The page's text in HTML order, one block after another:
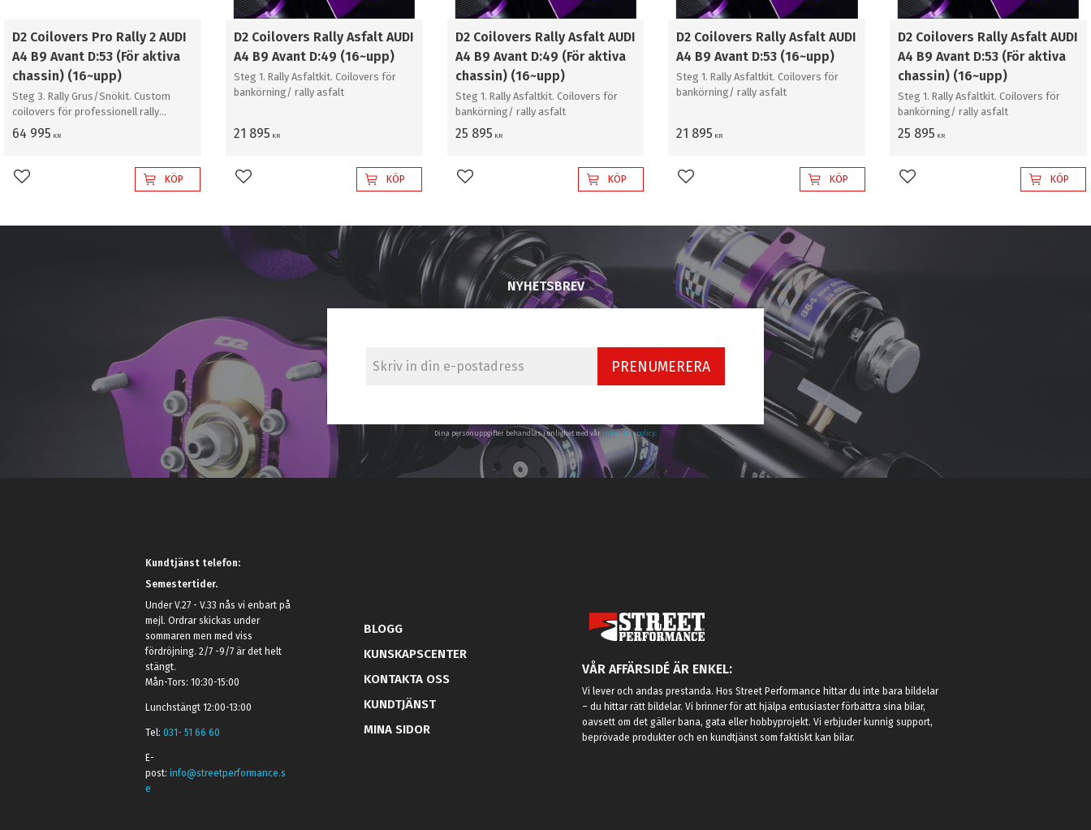
D2 Coilovers Pro Rally 2 AUDI
A4 B9 Avant D:53 (För aktiva
chassin) (16~upp)
Steg 3. Rally Grus/Snökit. Custom
coilovers för professionell rally
grus/snö
64 995 KR
Lägg till i favoriter KÖP
D2 Coilovers Rally Asfalt AUDI
A4 B9 Avant D:49 (16~upp)
Steg 1. Rally Asfaltkit. Coilovers för
bankörning/ rally asfalt
21 895 KR
Lägg till i favoriter KÖP
D2 Coilovers Rally Asfalt AUDI
A4 B9 Avant D:49 (För aktiva
chassin) (16~upp)
Steg 1. Rally Asfaltkit. Coilovers för
bankörning/ rally asfalt
25 895 KR
Lägg till i favoriter KÖP
D2 Coilovers Rally Asfalt AUDI
A4 B9 Avant D:53 (16~upp)
Steg 1. Rally Asfaltkit. Coilovers för
bankörning/ rally asfalt
21 895 KR
Lägg till i favoriter KÖP
D2 Coilovers Rally Asfalt AUDI
A4 B9 Avant D:53 (För aktiva
chassin) (16~upp)
Steg 1. Rally Asfaltkit. Coilovers för
bankörning/ rally asfalt
25 895 KR
Lägg till i favoriter KÖP
NYHETSBREV
PRENUMERERA
Dina personuppgifter behandlas i enlighet med vår integritetspolicy
Kundtjänst telefon:
Semestertider.
Under V.27 - V.33 nås vi enbart på
mejl. Ordrar skickas under
sommaren men med viss
fördröjning. 2/7 -9/7 är det helt
stängt.
Mån-Tors: 10:30-15:00
Lunchstängt 12:00-13:00
Tel:031- 51 66 60
E-
post:info@streetperformance.s
e
BLOGG
KUNSKAPSCENTER
KONTAKTA OSS
KUNDTJÄNST
MINA SIDOR
VÅR AFFÄRSIDÉ ÄR ENKEL:
Vi lever och andas prestanda. Hos Street Performance hittar du inte bara bildelar
– du hittar rätt bildelar. Vi brinner för att hjälpa entusiaster förbättra sina bilar,
oavsett om det gäller bana, gata eller hobbyprojekt. Vi erbjuder kunnig support,
beprövade produkter och en kundtjänst som faktiskt kan bilar.